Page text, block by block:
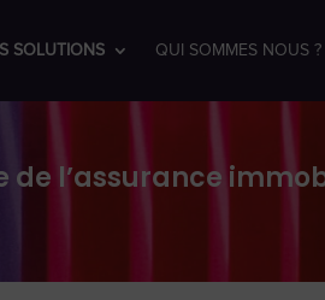
SOLUTIONS QUI SOMMES NOUS ?
de l’assurance